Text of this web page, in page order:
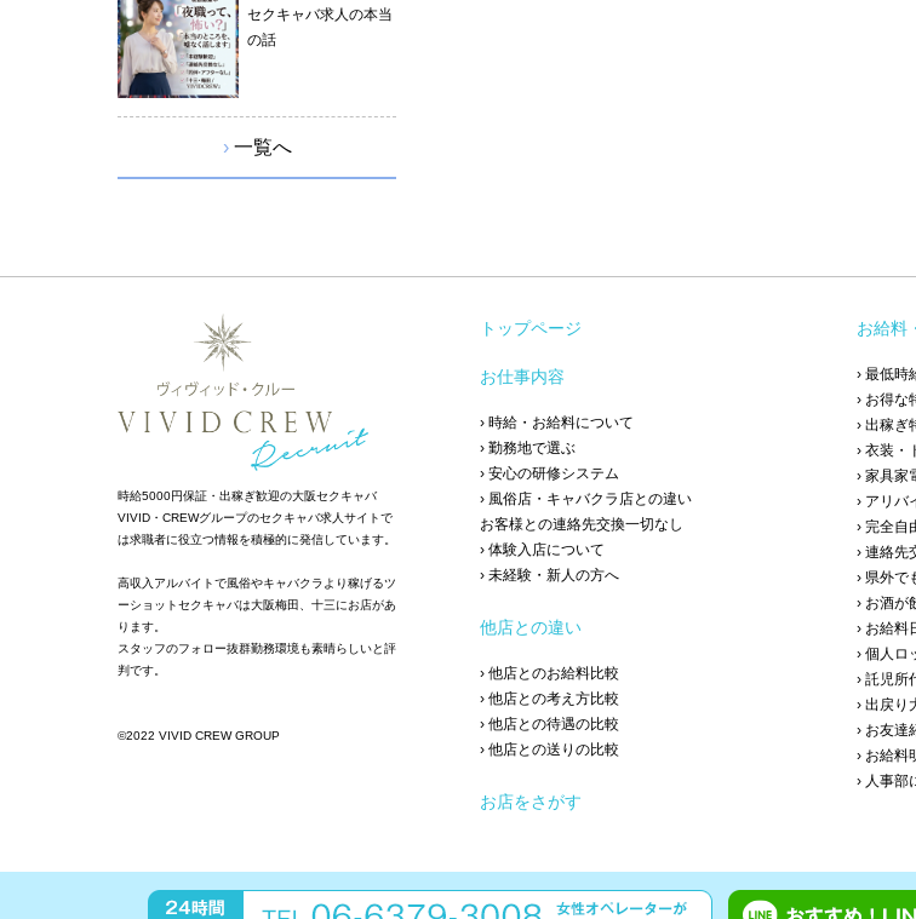
セクキャバ求人の本当
の話
› 一覧へ
時給5000円保証・出稼ぎ歓迎の大阪セクキャバ
VIVID・CREWグループのセクキャバ求人サイトで
は求職者に役立つ情報を積極的に発信しています。
高収入アルバイトで風俗やキャバクラより稼げるツ
ーショットセクキャバは大阪梅田、十三にお店があ
ります。
スタッフのフォロー抜群勤務環境も素晴らしいと評
判です。
©2022 VIVID CREW GROUP
トップページ
お仕事内容
› 時給・お給料について
› 勤務地で選ぶ
› 安心の研修システム
› 風俗店・キャバクラ店との違い
お客様との連絡先交換一切なし
› 体験入店について
› 未経験・新人の方へ
他店との違い
› 他店とのお給料比較
› 他店との考え方比較
› 他店との待遇の比較
› 他店との送りの比較
お店をさがす
お給料
› 最低時
› お得な
› 出稼ぎ
› 衣装・
› 家具家
› アリバ
› 完全自
› 連絡先
› 県外で
› お酒が
› お給料
› 個人ロ
› 託児所
› 出戻り
› お友達
› お給料
› 人事部